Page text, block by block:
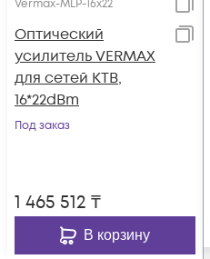
Vermax-MLP-16x22
Оптический
усилитель VERMAX
для сетей КТВ,
16*22dBm
Под заказ
1 465 512 ₸
В корзину